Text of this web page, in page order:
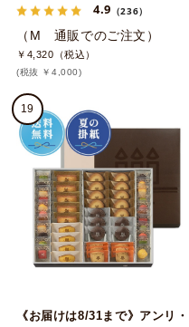
4.9 （236）
（M 通販でのご注文）
￥4,320（税込）
(税抜 ￥4,000)
19
《お届けは8/31まで》アンリ・